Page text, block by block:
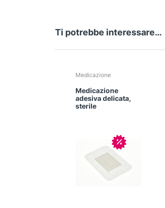
Ti potrebbe interessare…
Medicazione
Medicazione
adesiva delicata,
sterile
In offerta!